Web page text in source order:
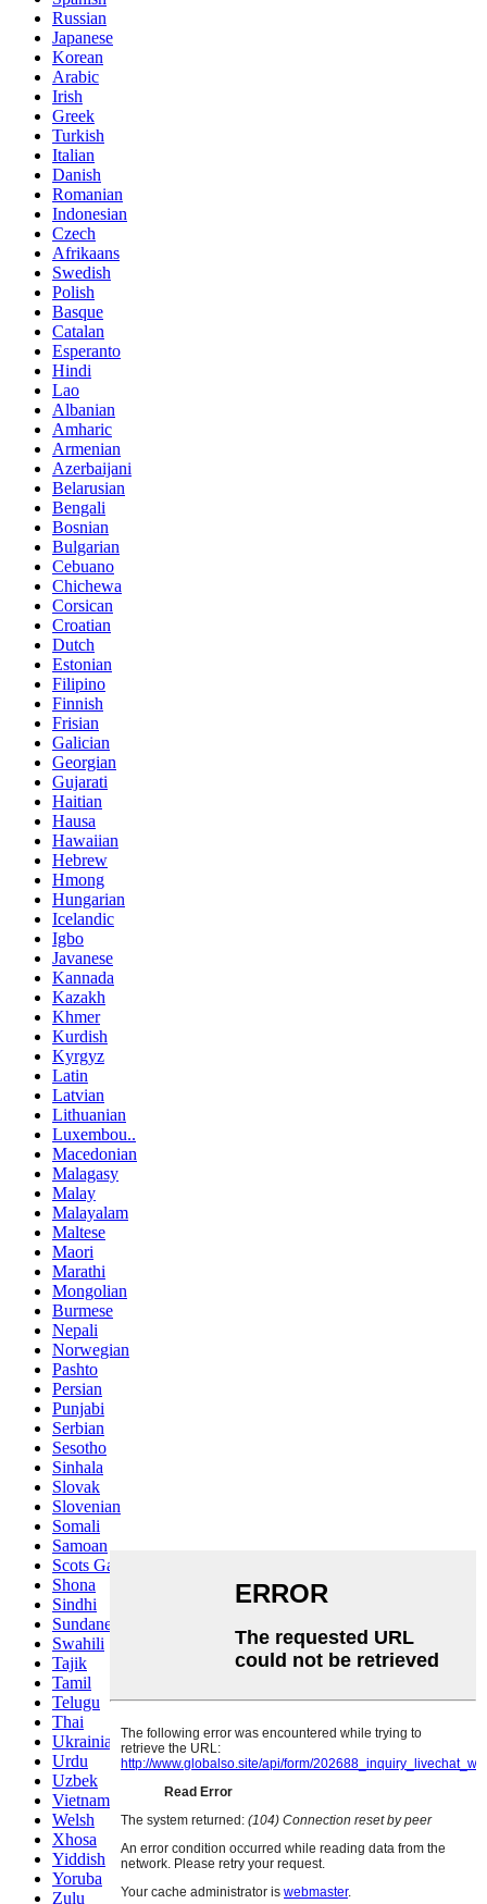
Russian
Japanese
Korean
Arabic
Irish
Greek
Turkish
Italian
Danish
Romanian
Indonesian
Czech
Afrikaans
Swedish
Polish
Basque
Catalan
Esperanto
Hindi
Lao
Albanian
Amharic
Armenian
Azerbaijani
Belarusian
Bengali
Bosnian
Bulgarian
Cebuano
Chichewa
Corsican
Croatian
Dutch
Estonian
Filipino
Finnish
Frisian
Galician
Georgian
Gujarati
Haitian
Hausa
Hawaiian
Hebrew
Hmong
Hungarian
Icelandic
Igbo
Javanese
Kannada
Kazakh
Khmer
Kurdish
Kyrgyz
Latin
Latvian
Lithuanian
Luxembou..
Macedonian
Malagasy
Malay
Malayalam
Maltese
Maori
Marathi
Mongolian
Burmese
Nepali
Norwegian
Pashto
Persian
Punjabi
Serbian
Sesotho
Sinhala
Slovak
Slovenian
Somali
Samoan
Scots Gaelic
Shona
Sindhi
Sundanese
Swahili
Tajik
Tamil
Telugu
Thai
Ukrainian
Urdu
Uzbek
Vietnamese
Welsh
Xhosa
Yiddish
Yoruba
Zulu